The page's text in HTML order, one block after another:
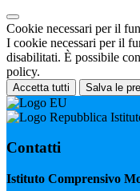
Cookie necessari per il
I cookie necessari per il
disabilitati. È possibile
policy.
Accetta tutti Salva le
Contatti
Istituto Comprensivo